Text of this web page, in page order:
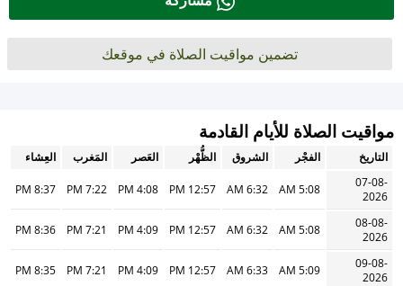
تضمين مواقيت الصلاة في موقعك
مواقيت الصلاة للأيام القادمة
التاريخ الفجْر الشروق الظُّهْر العَصر المَغرب
العِشاء
07-08-
2026
5:08 AM
6:32 AM
12:57 PM
4:08 PM
7:22 PM
8:37 PM
08-08-
2026
5:08 AM
6:32 AM
12:57 PM
4:09 PM
7:21 PM
8:36 PM
09-08-
2026
5:09 AM
6:33 AM
12:57 PM
4:09 PM
7:21 PM
8:35 PM